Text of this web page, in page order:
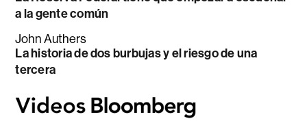
a la gente común
John Authers
La historia de dos burbujas y el riesgo de una
tercera